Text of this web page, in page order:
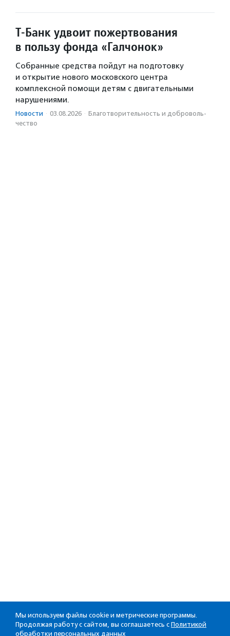
Т-Банк удвоит пожертвования
в пользу фонда «Галчонок»
Собранные средства пойдут на подготовку
и открытие нового московского центра
комплексной помощи детям с двигательными
нарушениями.
Новости · 03.08.2026 · Благотвори­тель­ность и доброволь­
чест­во
Мы используем файлы cookie и метрические программы.
Продолжая работу с сайтом, вы соглашаетесь с Политикой
обработки персональных данных